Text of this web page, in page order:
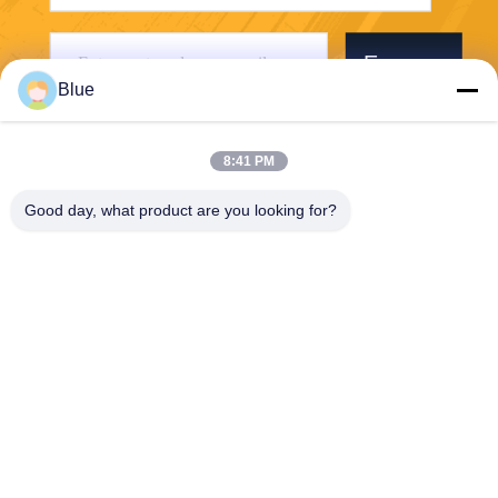
Envoyer
Blue
8:41 PM
Good day, what product are you looking for?